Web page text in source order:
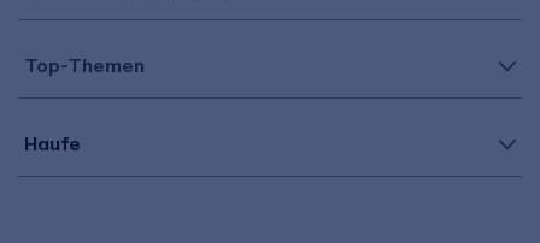
Top-Themen
Haufe